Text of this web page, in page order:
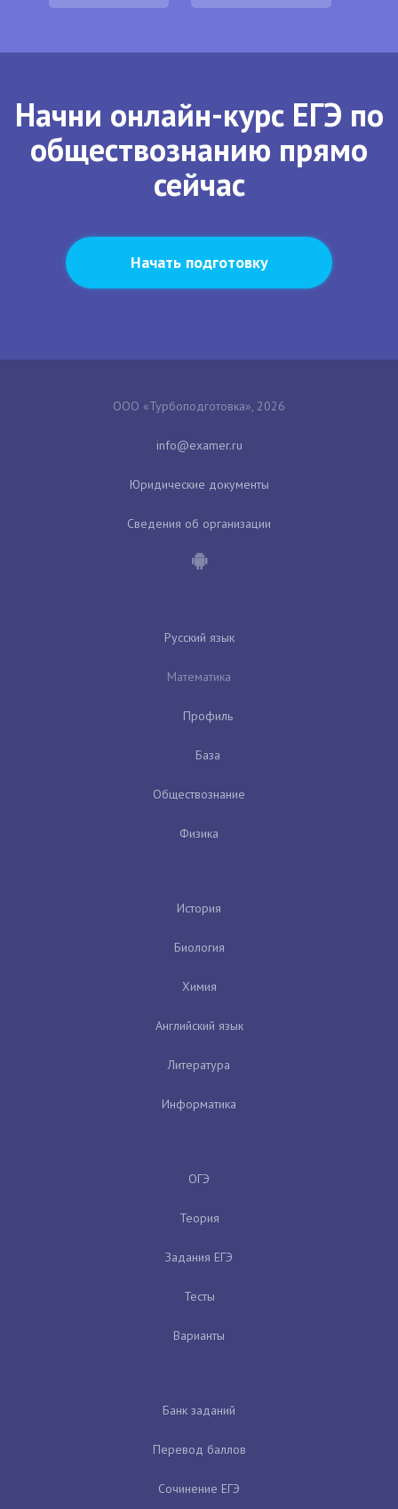
Начни онлайн-курс ЕГЭ по
обществознанию прямо
сейчас
Начать подготовку
ООО «Турбоподготовка», 2026
Юридические документы
Сведения об организации
Русский язык
Математика
Профиль
База
Обществознание
Физика
История
Биология
Химия
Английский язык
Литература
Информатика
ОГЭ
Теория
Задания ЕГЭ
Тесты
Варианты
Банк заданий
Перевод баллов
Сочинение ЕГЭ